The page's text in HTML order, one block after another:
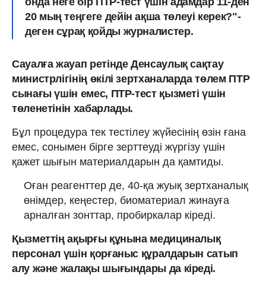
20 мың теңгеге дейін ақша төлеуі керек?"-
деген сұрақ қойды журналистер.
Сауалға жауап ретінде Денсаулық сақтау
министрлігінің өкілі зертханаларда төлем ПТР
сынағы үшін емес, ПТР-тест қызметі үшін
төленетінін хабарлады.
Бұл процедура тек тестілеу жүйесінің өзін ғана
емес, сонымен бірге зерттеуді жүргізу үшін
қажет шығын материалдарын да қамтиды.
Оған реагенттер де, 40-қа жуық зертханалық
өнімдер, кеңестер, биоматериал жинауға
арналған зонттар, пробиркалар кіреді.
Қызметтің ақырғы құнына медициналық
персонал үшін қорғаныс құралдарын сатып
алу және жалақы шығындары да кіреді.